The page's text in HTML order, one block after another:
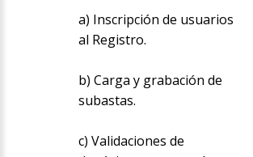
a) Inscripción de usuarios
al Registro.
b) Carga y grabación de
subastas.
c) Validaciones de